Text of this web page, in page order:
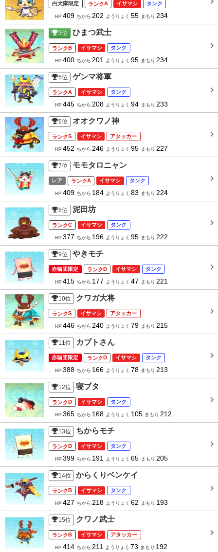
白犬隊限定 A イサマシ タンク
HP409 ちから 202 ようりょく 55 まもり 234
3位 ひまつ武士
B イサマシ タンク
HP400 ちから 201 ようりょく 95 まもり 234
5位 ゲンマ将軍
A イサマシ タンク
HP445 ちから 208 ようりょく 94 まもり 233
6位 オオクワノ神
S イサマシ アタッカー
HP452 ちから 246 ようりょく 95 まもり 227
7位 モモタロニャン
レア A イサマシ タンク
HP409 ちから 184 ようりょく 83 まもり 224
8位 泥田坊
C イサマシ タンク
HP377 ちから 196 ようりょく 95 まもり 222
9位 やきモチ
赤猫団限定 D イサマシ タンク
HP415 ちから 177 ようりょく 47 まもり 221
10位 クワガ大将
S イサマシ アタッカー
HP446 ちから 240 ようりょく 79 まもり 215
11 位 カブトさん
赤猫団限定 D イサマシ タンク
HP388 ちから 166 ようりょく 78 まもり 213
12位 寝ブタ
D イサマシ タンク
HP365 ちから 168 ようりょく 105 まもり 212
13位 ちからモチ
D イサマシ タンク
HP399 ちから 191 ようりょく 65 まもり 205
14位 からくりベンケイ
B イサマシ タンク
HP427 ちから 218 ようりょく 62 まもり 193
15位 クワノ武士
B イサマシ アタッカー
HP414 ちから 211 ようりょく 73 まもり 192